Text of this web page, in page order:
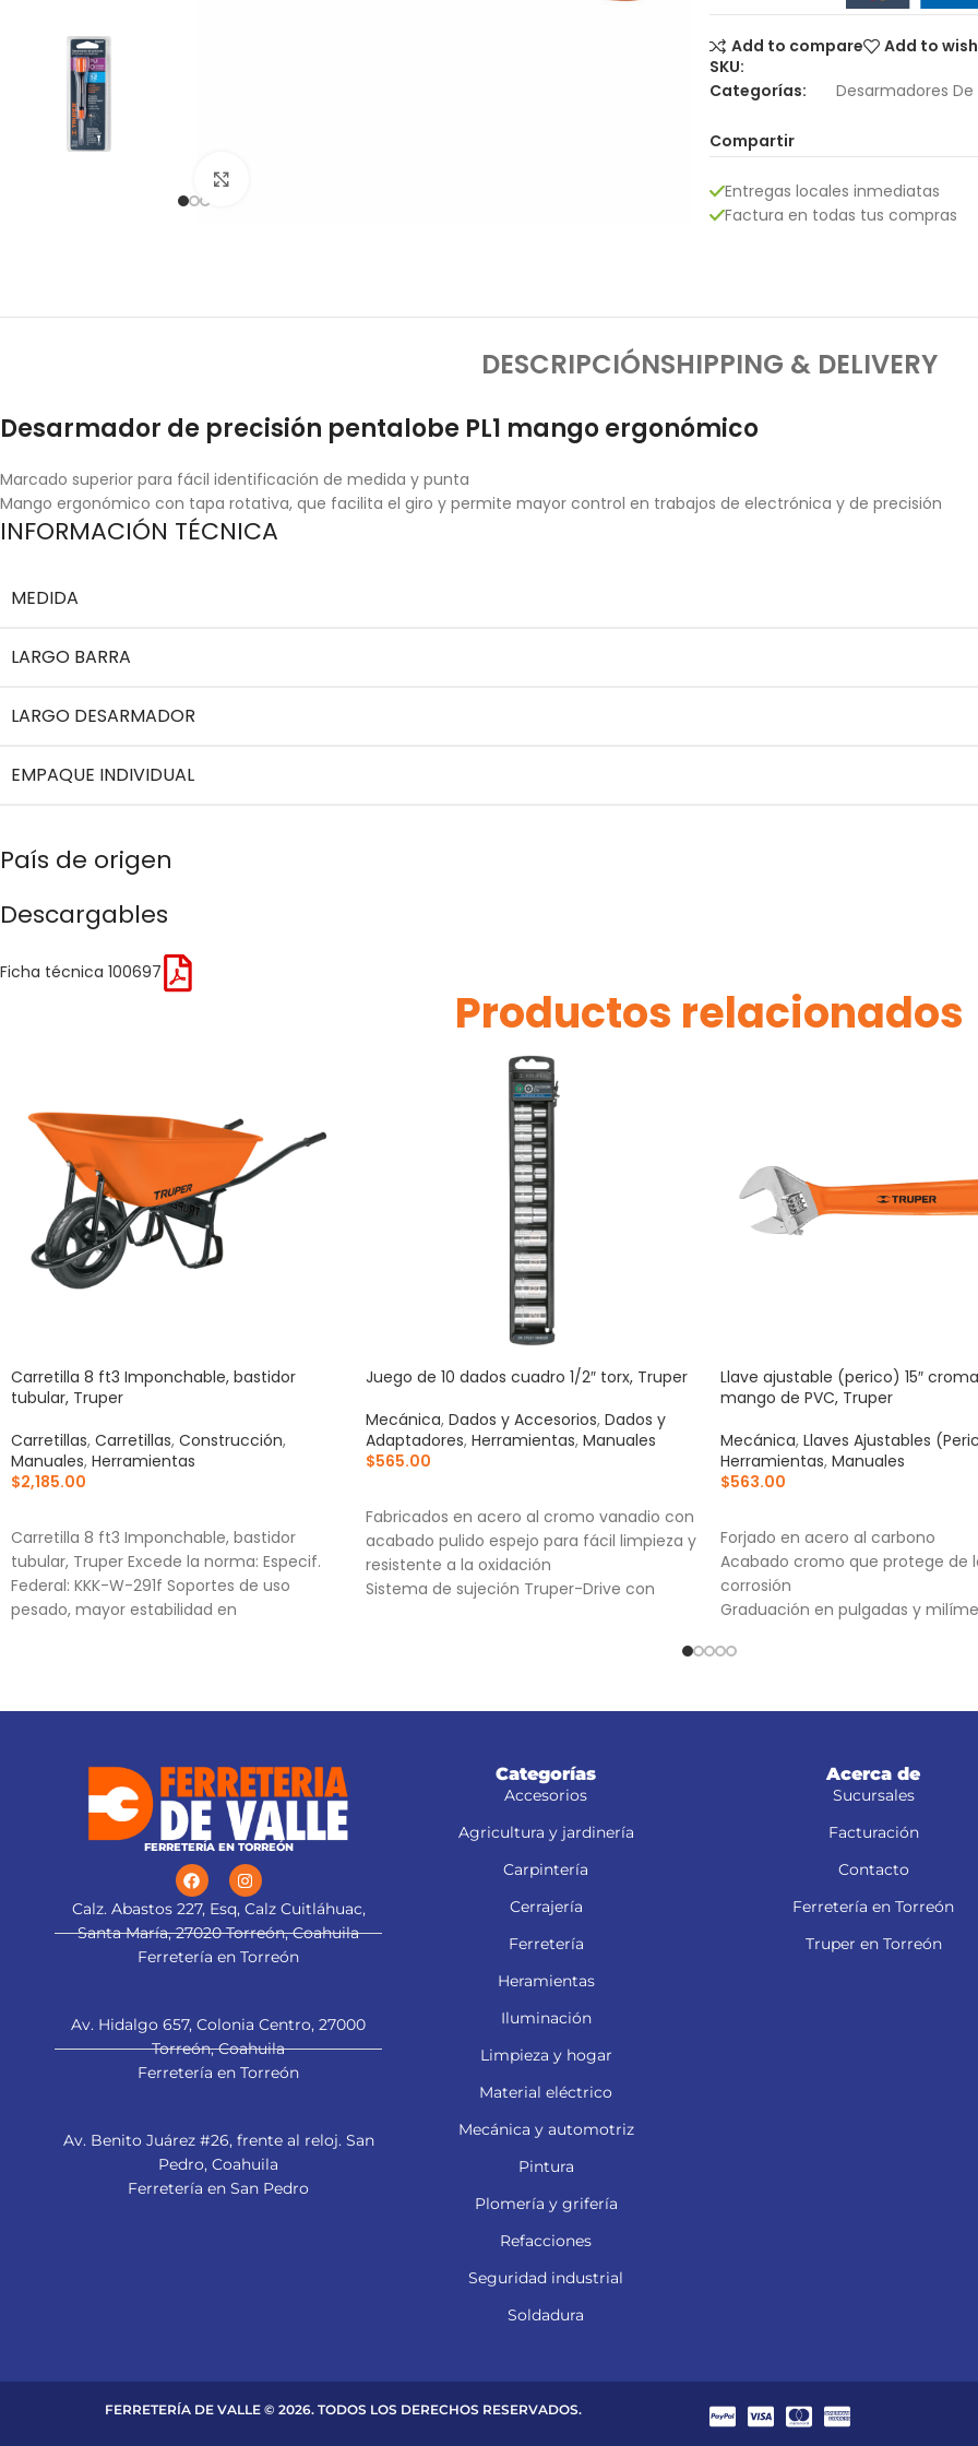
Add to compare
Add to
SKU:
Categorías:
Desarmadores De
Compartir
Entregas locales inmediatas
Factura en todas tus compras
DESCRIPCIÓNSHIPPING & DELIVERY
Desarmador de precisión pentalobe PL1 mango ergonómico
Marcado superior para fácil identificación de medida y punta
Mango ergonómico con tapa rotativa, que facilita el giro y permite mayor control en trabajos de electrónica y de precisión
INFORMACIÓN TÉCNICA
MEDIDA
LARGO BARRA
LARGO DESARMADOR
EMPAQUE INDIVIDUAL
País de origen
Descargables
Ficha técnica 100697
Productos relacionados
Carretilla 8 ft3 Imponchable, bastidor
tubular, Truper
Carretillas, Carretillas, Construcción,
Manuales, Herramientas
$2,185.00
Carretilla 8 ft3 Imponchable, bastidor
tubular, Truper Excede la norma: Especif.
Federal: KKK-W-291f Soportes de uso
pesado, mayor estabilidad en
Juego de 10 dados cuadro 1/2″ torx, Truper
Mecánica, Dados y Accesorios, Dados y
Adaptadores, Herramientas, Manuales
$565.00
Fabricados en acero al cromo vanadio con
acabado pulido espejo para fácil limpieza y
resistente a la oxidación
Sistema de sujeción Truper-Drive con
identificación
Llave ajustable (perico) 15″
mango de PVC, Truper
Mecánica, Llaves Ajustables
Herramientas, Manuales
$563.00
Forjado en acero al carbono
Acabado cromo que protege de
corrosión
Graduación en pulgadas y
FERRETERÍA EN TORREÓN
Calz. Abastos 227, Esq, Calz Cuitláhuac,
Santa María, 27020 Torreón, Coahuila
Ferretería en Torreón
Av. Hidalgo 657, Colonia Centro, 27000
Torreón, Coahuila
Ferretería en Torreón
Av. Benito Juárez #26, frente al reloj. San
Pedro, Coahuila
Ferretería en San Pedro
Categorías
Accesorios
Agricultura y jardinería
Carpintería
Cerrajería
Ferretería
Heramientas
Iluminación
Limpieza y hogar
Material eléctrico
Mecánica y automotriz
Pintura
Plomería y grifería
Refacciones
Seguridad industrial
Soldadura
Acerca de
Sucursales
Facturación
Contacto
Ferretería en Torreón
Truper en Torreón
FERRETERÍA DE VALLE © 2026. TODOS LOS DERECHOS RESERVADOS.